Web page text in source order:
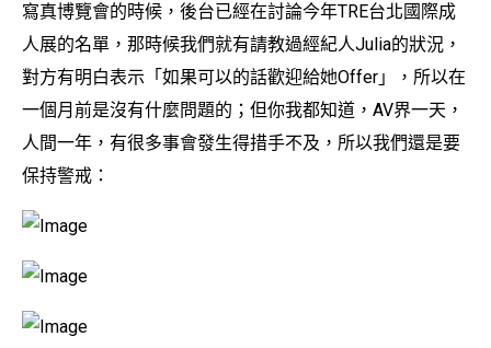
寫真博覽會的時候，後台已經在討論今年TRE台北國際成
人展的名單，那時候我們就有請教過經紀人Julia的狀況，
對方有明白表示「如果可以的話歡迎給她Offer」，所以在
一個月前是沒有什麼問題的；但你我都知道，AV界一天，
人間一年，有很多事會發生得措手不及，所以我們還是要
保持警戒：